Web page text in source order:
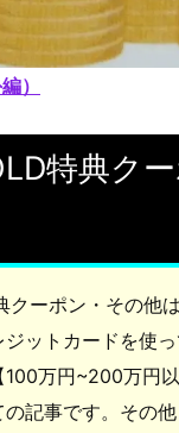
）
特典ク
クーポン・その他
ットカードを使
100万円~200万円
記事です。その